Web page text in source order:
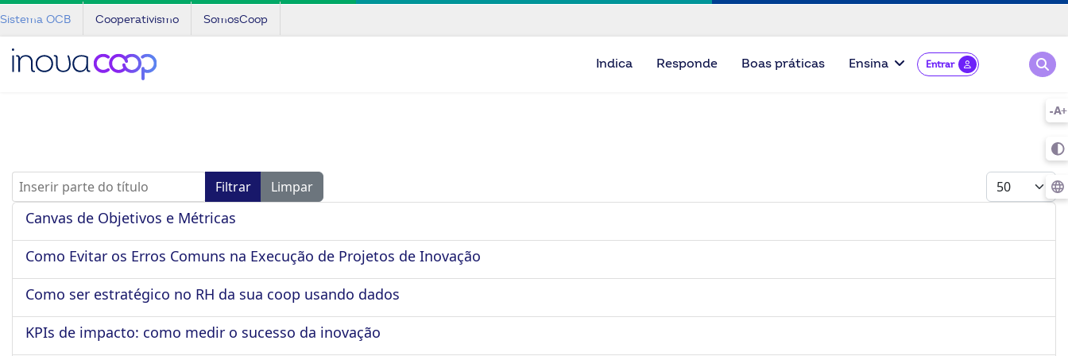
Sistema OCB Cooperativismo SomosCoop
Indica Responde Boas práticas Ensina Entrar
Inserir parte do título Filtrar Limpar Mostrar #
Canvas de Objetivos e Métricas
Como Evitar os Erros Comuns na Execução de Projetos de Inovação
Como ser estratégico no RH da sua coop usando dados
KPIs de impacto: como medir o sucesso da inovação